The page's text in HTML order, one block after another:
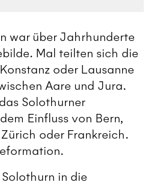
war über Jahrhunderte
Mal teilten sich die
oder Lausanne
Aare und Jura.
Solothurner
Einfluss von Bern,
oder Frankreich.
in die